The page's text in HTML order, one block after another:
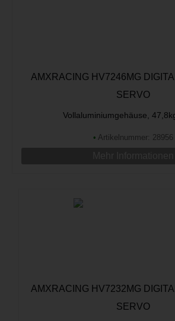
AMXRACING HV7246MG
SERVO
Vollaluminiumgehäuse,
• Artikelnummer: 28956
AMXRACING HV7232MG
SERVO